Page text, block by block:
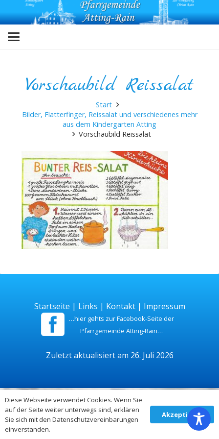
Vorschaubild Reissalat
Start
Bilder, Flatterfinger, Reissalat und verschiedenes mehr
aus dem Kindergarten Atting
Vorschaubild Reissalat
Startseite | Links | Kontakt| Impressum
…hier gehts zur Facebook-Seite der
Pfarrgemeinde Atting-Rain…
Zuletzt aktualisiert am 26. Juli 2026
Diese Webseite verwendet Cookies. Wenn Sie
auf der Seite weiter unterwegs sind, erklären
Sie sich mit den Datenschutzvereinbarungen
einverstanden.
Akzeptieren